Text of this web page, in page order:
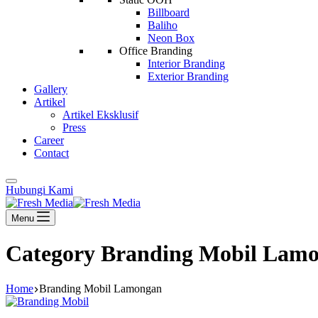
Billboard
Baliho
Neon Box
Office Branding
Interior Branding
Exterior Branding
Gallery
Artikel
Artikel Eksklusif
Press
Career
Contact
Hubungi Kami
Menu
Category Branding Mobil
Home Branding Mobil Lamongan